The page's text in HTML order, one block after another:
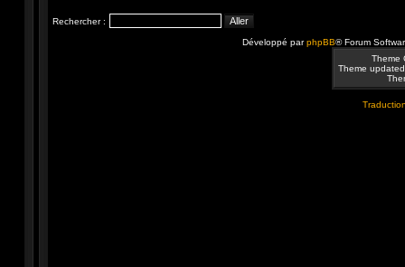
Rechercher :
Développé parphpBB® Forum
Theme
Theme